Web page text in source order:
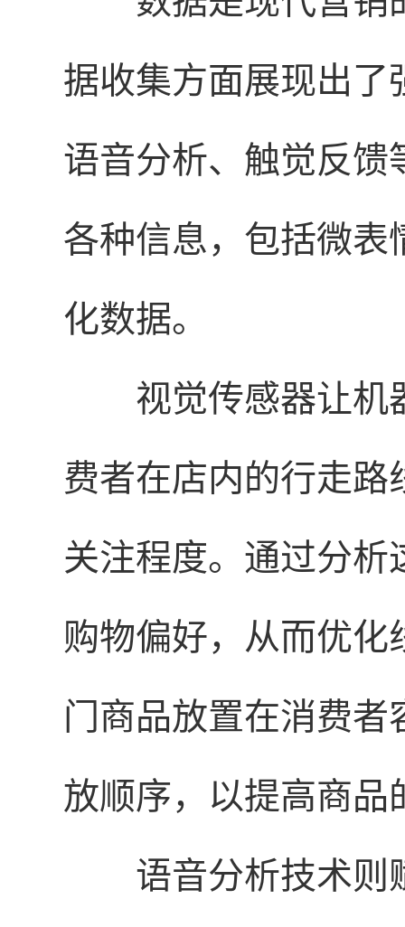
据收集方面展现出了
语音分析、触觉反馈
各种信息，包括微表
化数据。
视觉传感器让机
费者在店内的行走
关注程度。通过分
购物偏好，从而优
门商品放置在消费
放顺序，以提高商品
语音分析技术则